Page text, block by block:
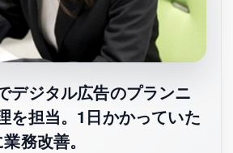
デジタル広告のプランニ
を担当。1日かかっていた
務改善。